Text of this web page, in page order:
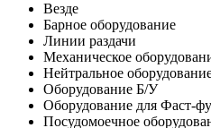
Везде
Барное оборудование
Линии раздачи
Механическое
Нейтральное
Оборудование Б/У
Оборудование для Фаст-
Посудомоечное